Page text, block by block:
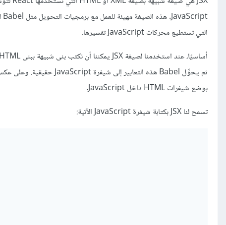
التي تستطيع محركات JavaScript تفسيرها.
بوضع شيفرات HTML داخل JavaScript.
تسمح لنا JSX بكتابة شيفرة JavaScript الآتية: